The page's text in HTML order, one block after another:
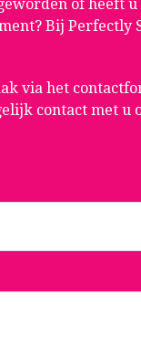
of heeft
Bij Perfectly
via het
contact met u